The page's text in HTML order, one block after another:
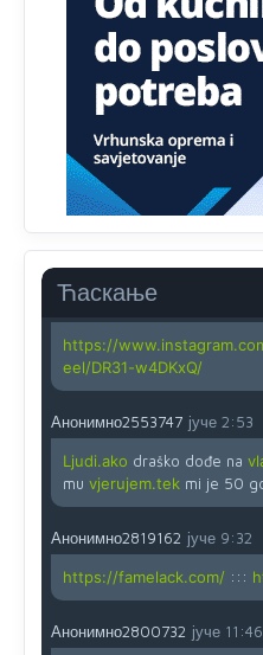
Ћаскање
zahtjeva optičkih skenera.
Анонимно2818605 јуче
11:45
Ovo pravilo jeste unijelo
su u pitanju starije osobe,
drhtavom rukom
Анонимно2819033 јуче 12:24
Yes,nekada je bila corava
coravi biraci.
Анонимно2819162
https://
eel/DR31-w4DKxQ/
Анонимно2553747 јуче 2:53
Ljudi.ako draško dođe na
mu vjerujem.tek mi je 50
Анонимно2819162 јуче 9:32
https://famelack.com/ :::
Анонимно2800732 јуче 11:46